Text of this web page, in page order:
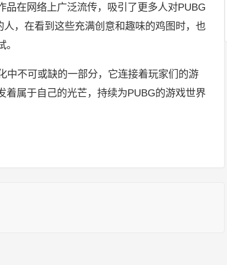
在网络上广泛流传，吸引了更多人对PUBG
，在看到这些充满创意和趣味的鸡图时，也
中不可或缺的一部分，它连接着玩家们的游
属于自己的光芒，持续为PUBG的游戏世界